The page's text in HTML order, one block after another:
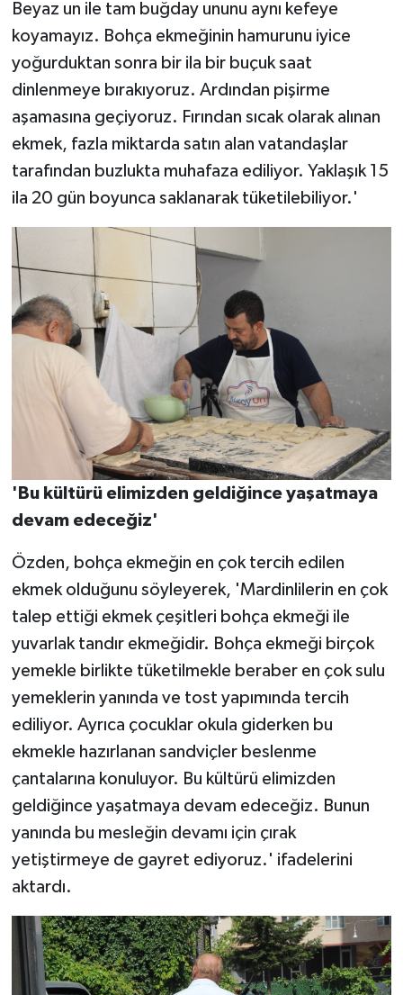
Beyaz un ile tam buğday ununu aynı kefeye
koyamayız. Bohça ekmeğinin hamurunu iyice
yoğurduktan sonra bir ila bir buçuk saat
dinlenmeye bırakıyoruz. Ardından pişirme
aşamasına geçiyoruz. Fırından sıcak olarak alınan
ekmek, fazla miktarda satın alan vatandaşlar
tarafından buzlukta muhafaza ediliyor. Yaklaşık 15
ila 20 gün boyunca saklanarak tüketilebiliyor.'
'Bu kültürü elimizden geldiğince yaşatmaya
devam edeceğiz'
Özden, bohça ekmeğin en çok tercih edilen
ekmek olduğunu söyleyerek, 'Mardinlilerin en çok
talep ettiği ekmek çeşitleri bohça ekmeği ile
yuvarlak tandır ekmeğidir. Bohça ekmeği birçok
yemekle birlikte tüketilmekle beraber en çok sulu
yemeklerin yanında ve tost yapımında tercih
ediliyor. Ayrıca çocuklar okula giderken bu
ekmekle hazırlanan sandviçler beslenme
çantalarına konuluyor. Bu kültürü elimizden
geldiğince yaşatmaya devam edeceğiz. Bunun
yanında bu mesleğin devamı için çırak
yetiştirmeye de gayret ediyoruz.' ifadelerini
aktardı.